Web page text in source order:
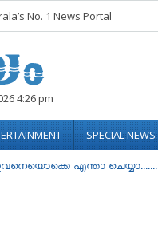
No. 1 News Portal
4:26 pm
SPECIAL NEWS
എന്താ ചെയ്യാ.......